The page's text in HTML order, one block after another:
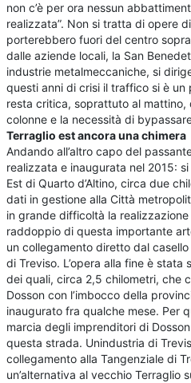
non c’è per ora nessun
realizzata”. Non si tratta di opere
porterebbero fuori del centro
dalle aziende locali, la San
industrie metalmeccaniche, si
questi anni di crisi il traffico si è un
resta critica, soprattuto al mattino,
colonne e la necessità di
Terraglio est ancora una chimera
Andando all’altro capo del
realizzata e inaugurata nel 2015:
Est di Quarto d’Altino, circa due
dati in gestione alla Città
in grande difficoltà la
raddoppio di questa importante
un collegamento diretto dal
di Treviso. L’opera alla fine è
dei quali, circa 2,5 chilometri, che
Dosson con l’imbocco della
inaugurato fra qualche mese. Per
marcia degli imprenditori di
questa strada. Unindustria di
collegamento alla Tangenziale di
un’alternativa al vecchio Terraglio